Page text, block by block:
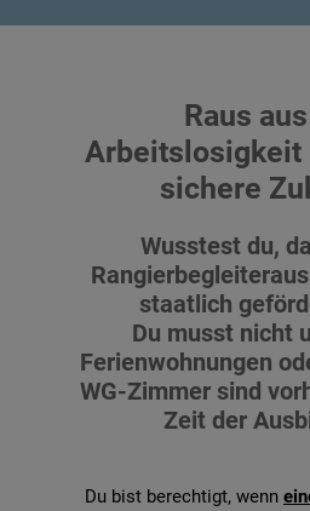
Raus
Arbeitslosigkeit
sichere
Wusstest du,
staatlich
Du musst nicht
Ferienwohnungen
WG-Zimmer sind
Zeit der
Du bist berechtigt, wenn